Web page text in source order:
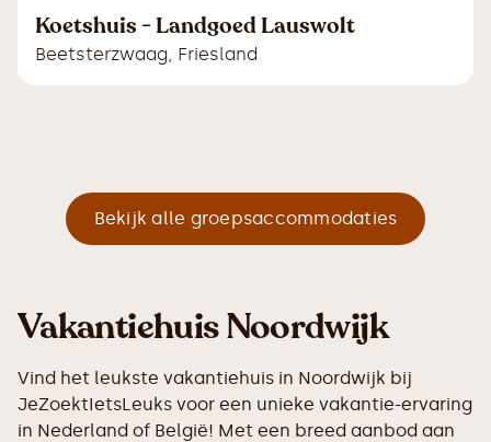
Koetshuis - Landgoed Lauswolt
Beetsterzwaag, Friesland
Bekijk alle groepsaccommodaties
Vakantiehuis Noordwijk
Vind het leukste vakantiehuis in Noordwijk bij
JeZoektIetsLeuks voor een unieke vakantie-ervaring
in Nederland of België! Met een breed aanbod aan